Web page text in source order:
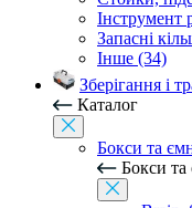
Інструмент
Запасні
Інше (34)
Зберігання і
Каталог
Бокси та
Бокси та